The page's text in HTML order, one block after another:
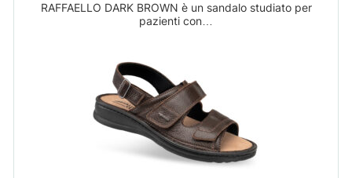
RAFFAELLO DARK BROWN è un sandalo studiato per
pazienti con…